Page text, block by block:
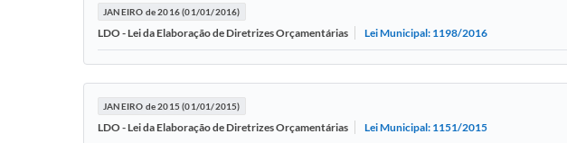
JANEIRO de 2016 (01/01/2016)
LDO - Lei da Elaboração de Diretrizes Orçamentárias Lei Municipal: 1198/2016
JANEIRO de 2015 (01/01/2015)
LDO - Lei da Elaboração de Diretrizes Orçamentárias Lei Municipal: 1151/2015